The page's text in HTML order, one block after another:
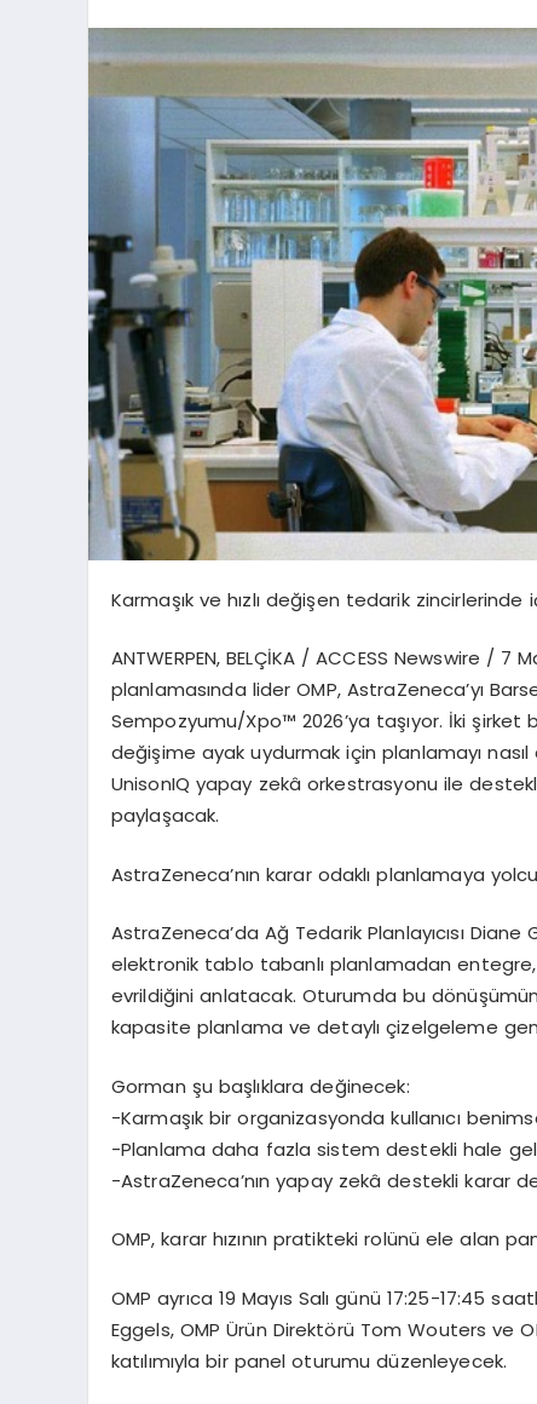
Karmaşık ve hızlı değişen tedarik zincirlerinde i
ANTWERPEN, BELÇİKA / ACCESS Newswire / 7
planlamasında lider OMP, AstraZeneca’yı
Sempozyumu/Xpo™ 2026’ya taşıyor. İki şirket
değişime ayak uydurmak için planlamayınasıl
UnisonIQ yapay zekâorkestrasyonu ile
paylaşacak.
AstraZeneca’nın karar odaklıplanlamaya
AstraZeneca’da Ağ Tedarik Planlayıcısı Diane
elektronik tablo tabanlı planlamadan
evrildiğini anlatacak. Oturumda bu dönüşümü
kapasite planlama ve detaylı çizelgeleme
Gorman şu başlıklara değinecek:
-Karmaşık bir organizasyonda kullanıcı
-Planlama daha fazla sistem destekli hale
-AstraZeneca’nın yapay zekâdestekli karar
OMP, karar hızının pratikteki rolünüele alan
OMP ayrıca 19 Mayıs Salıgünü 17:25-17:45
Eggels, OMPÜrün Direktörü Tom Woutersve
katılımıyla bir panel oturumu düzenleyecek.